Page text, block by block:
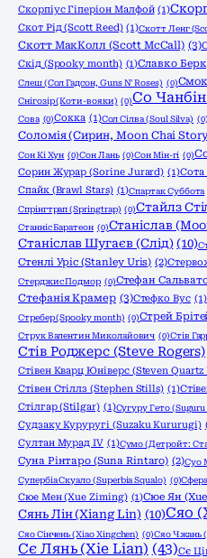
Скорпіус Гіперіон Малфой (1)
Скот Рід (Scott Reed) (1)Скотт Ленг
Скотт МакКолл (Scott McCall) (3)
Скід (Spooky month) (1)Славко
Слеш (Сол Гадсон, Guns N' Roses) (0)
Снігозір (Коти-вояки) (0)Со
Сова (0)Сокка (1)Сол Сілва (Soul Silva) (0)
Соломія (Сирин, Moon Chai
Сон Кі Хун (0)Сон Лань (0)Сон Мін-гі (0)
Сорин Журар (Sorine Jurard) (1)Сота
Спайк (Brawl Stars) (1)Спартак Суббота
Спрінгтрап (Springtrap) (0)Стайлз
Станніс Баратеон (0)Станіслав
Станіслав Шугаєв (Слід) (10)
Стенлі Уріс (Stanley Uris) (2)
Стерджис Подмор (0)Стефан
Стефанія Крамер (3)Стефко Вус (1)
Стребер (Spooky month) (0)Стрей
Струк Валентин Миколайович (0)Стів
Стів Роджерс (Steve Rogers)
Стівен Кварц Юніверс (Steven
Стівен Стіллз (Stephen Stills) (1)
Стілгар (Stilgar) (1)Сугуру Гето (Suguru
Судзаку Куруругі (Suzaku Kururugi)
Султан Мурад IV (1)Сумо (Детройт:
Суна Рінтаро (Suna Rintaro) (2)Суо
Супербіа Скуало (Superbia Squalo) (0)
Сюе Мен (Xue Ziming) (1)Сюе Ян
Сянь Лін (Xiang Lin) (10)Сяо
Сяо Сінчень (Xiao Xingchen) (0)Сяо Чжань
Сє Лянь (Xie Lian) (43)Сє